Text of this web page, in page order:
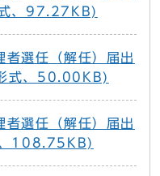
、97.27KB)
選任（解任）届出
式、50.00KB)
選任（解任）届出
108.75KB)